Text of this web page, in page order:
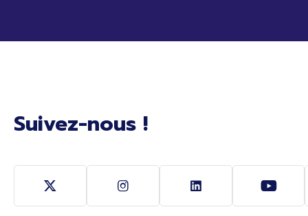
Suivez-nous !
Suivez-nous sur Twitter (Ouverture nouvelle
Suivez-nous sur Instagram
Suivez-nous sur